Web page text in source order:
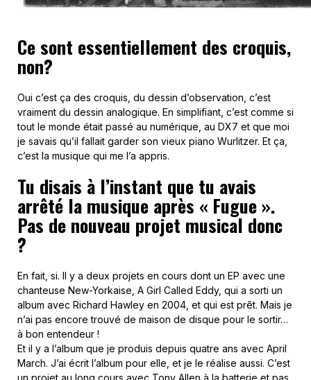
Ce sont essentiellement des croquis,
non?
Oui c’est ça des croquis, du dessin d’observation, c’est
vraiment du dessin analogique. En simplifiant, c’est comme si
tout le monde était passé au numérique, au DX7 et que moi
je savais qu’il fallait garder son vieux piano Wurlitzer. Et ça,
c’est la musique qui me l’a appris.
Tu disais à l’instant que tu avais
arrêté la musique après « Fugue ».
Pas de nouveau projet musical donc
?
En fait, si. Il y a deux projets en cours dont un EP avec une
chanteuse New-Yorkaise, A Girl Called Eddy, qui a sorti un
album avec Richard Hawley en 2004, et qui est prêt. Mais je
n’ai pas encore trouvé de maison de disque pour le sortir…
à bon entendeur !
Et il y a l’album que je produis depuis quatre ans avec April
March. J’ai écrit l’album pour elle, et je le réalise aussi. C’est